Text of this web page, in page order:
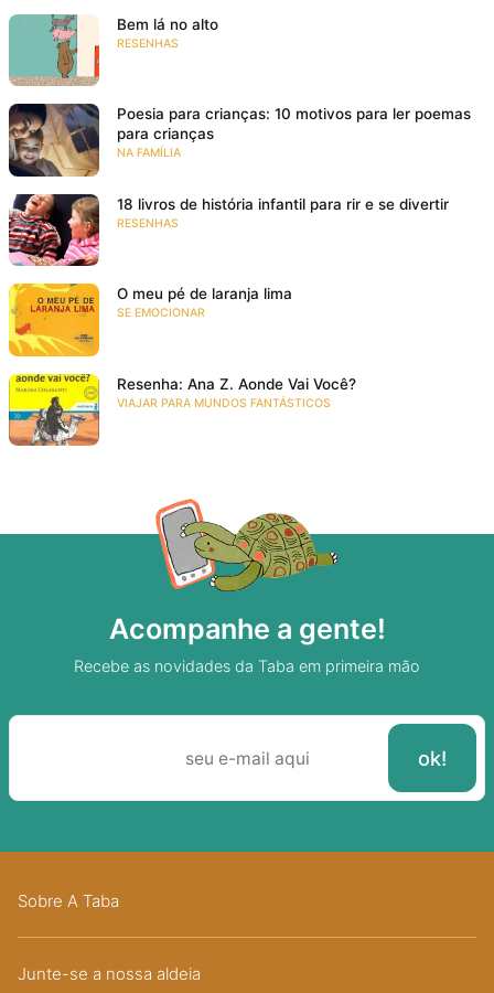
Bem lá no alto
RESENHAS
Poesia para crianças: 10 motivos para ler poemas
para crianças
NA FAMÍLIA
18 livros de história infantil para rir e se divertir
RESENHAS
O meu pé de laranja lima
SE EMOCIONAR
Resenha: Ana Z. Aonde Vai Você?
VIAJAR PARA MUNDOS FANTÁSTICOS
Acompanhe a gente!
Recebe as novidades da Taba em primeira mão
Sobre A Taba
Junte-se a nossa aldeia